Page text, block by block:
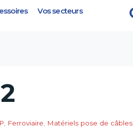
Vos secteurs
Ferroviaire Matériels pose de câbles